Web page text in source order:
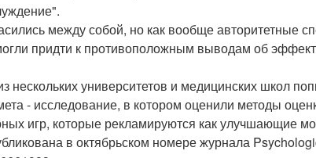
между собой, но как вообще авторитетные
придти к противоположным выводам об
нескольких университетов и медицинских школ
- исследование, в котором оценили методы
игр, которые рекламируются как улучшающие
в октябрьском номере журнала